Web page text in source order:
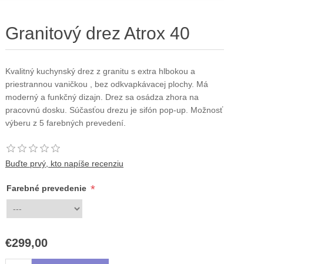
Granitový drez Atrox 40
Kvalitný kuchynský drez z granitu s extra hlbokou a
priestrannou vaničkou , bez odkvapkávacej plochy. Má
moderný a funkčný dizajn. Drez sa osádza zhora na
pracovnú dosku. Súčasťou drezu je sifón pop-up. Možnosť
výberu z 5 farebných prevedení.
Buďte prvý, kto napíše recenziu
Farebné prevedenie *
€299,00